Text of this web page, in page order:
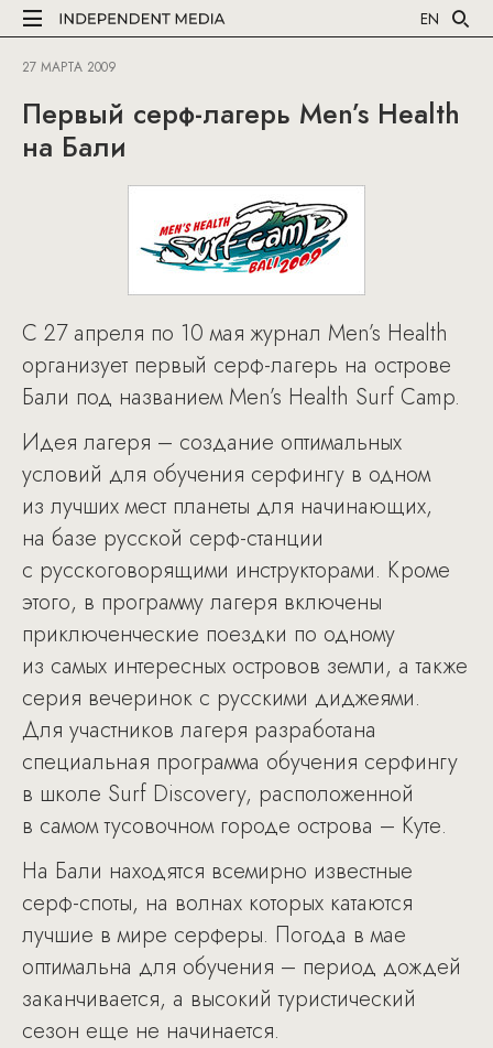
EN
27 МАРТА 2009
Первый серф-лагерь Men’s Health
на Бали
С 27 апреля по 10 мая журнал Men’s Health
организует первый серф-лагерь на острове
Бали под названием Men’s Health Surf Camp.
Идея лагеря – создание оптимальных
условий для обучения серфингу в одном
из лучших мест планеты для начинающих,
на базе русской серф-станции
с русскоговорящими инструкторами. Кроме
этого, в программу лагеря включены
приключенческие поездки по одному
из самых интересных островов земли, а также
серия вечеринок с русскими диджеями.
Для участников лагеря разработана
специальная программа обучения серфингу
в школе Surf Discovery, расположенной
в самом тусовочном городе острова – Куте.
На Бали находятся всемирно известные
серф-споты, на волнах которых катаются
лучшие в мире серферы. Погода в мае
оптимальна для обучения – период дождей
заканчивается, а высокий туристический
сезон еще не начинается.